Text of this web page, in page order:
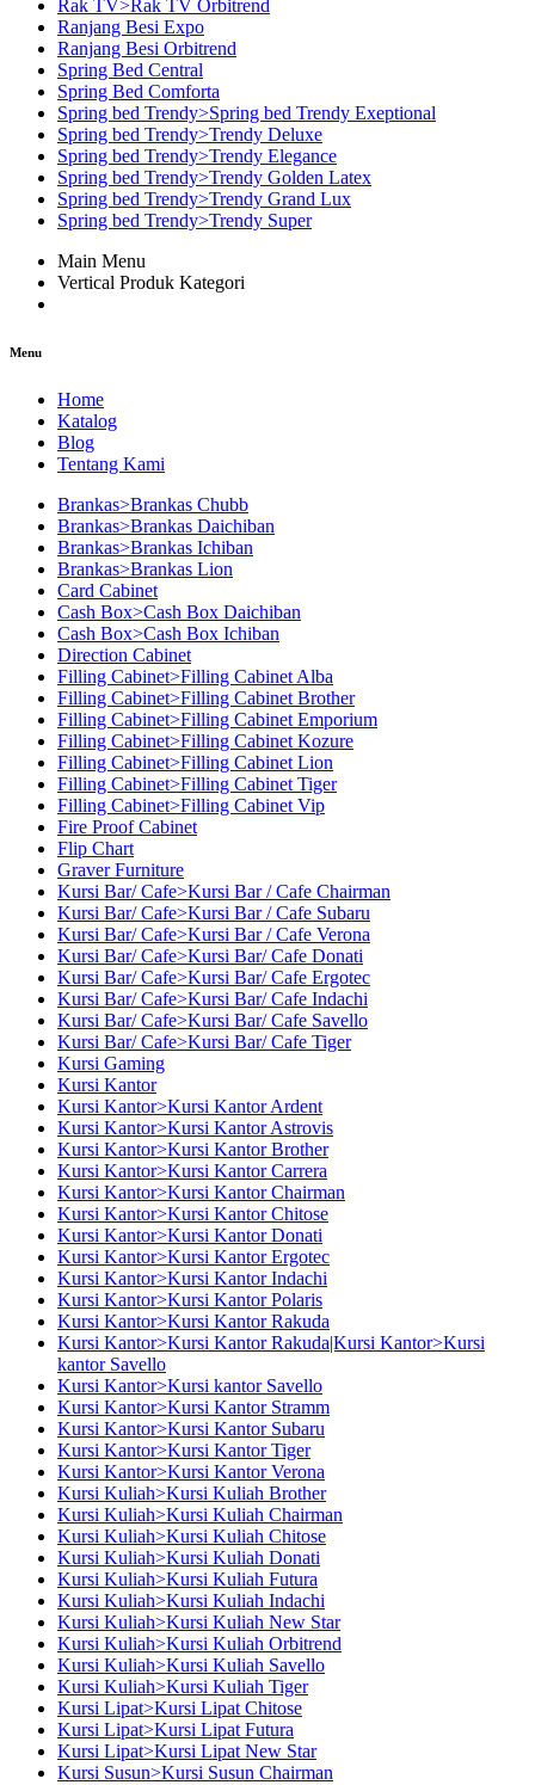
Rak TV>Rak TV Orbitrend
Ranjang Besi Expo
Ranjang Besi Orbitrend
Spring Bed Central
Spring Bed Comforta
Spring bed Trendy>Spring bed Trendy Exeptional
Spring bed Trendy>Trendy Deluxe
Spring bed Trendy>Trendy Elegance
Spring bed Trendy>Trendy Golden Latex
Spring bed Trendy>Trendy Grand Lux
Spring bed Trendy>Trendy Super
Main Menu
Vertical Produk Kategori
Menu
Home
Katalog
Blog
Tentang Kami
Brankas>Brankas Chubb
Brankas>Brankas Daichiban
Brankas>Brankas Ichiban
Brankas>Brankas Lion
Card Cabinet
Cash Box>Cash Box Daichiban
Cash Box>Cash Box Ichiban
Direction Cabinet
Filling Cabinet>Filling Cabinet Alba
Filling Cabinet>Filling Cabinet Brother
Filling Cabinet>Filling Cabinet Emporium
Filling Cabinet>Filling Cabinet Kozure
Filling Cabinet>Filling Cabinet Lion
Filling Cabinet>Filling Cabinet Tiger
Filling Cabinet>Filling Cabinet Vip
Fire Proof Cabinet
Flip Chart
Graver Furniture
Kursi Bar/ Cafe>Kursi Bar / Cafe Chairman
Kursi Bar/ Cafe>Kursi Bar / Cafe Subaru
Kursi Bar/ Cafe>Kursi Bar / Cafe Verona
Kursi Bar/ Cafe>Kursi Bar/ Cafe Donati
Kursi Bar/ Cafe>Kursi Bar/ Cafe Ergotec
Kursi Bar/ Cafe>Kursi Bar/ Cafe Indachi
Kursi Bar/ Cafe>Kursi Bar/ Cafe Savello
Kursi Bar/ Cafe>Kursi Bar/ Cafe Tiger
Kursi Gaming
Kursi Kantor
Kursi Kantor>Kursi Kantor Ardent
Kursi Kantor>Kursi Kantor Astrovis
Kursi Kantor>Kursi Kantor Brother
Kursi Kantor>Kursi Kantor Carrera
Kursi Kantor>Kursi Kantor Chairman
Kursi Kantor>Kursi Kantor Chitose
Kursi Kantor>Kursi Kantor Donati
Kursi Kantor>Kursi Kantor Ergotec
Kursi Kantor>Kursi Kantor Indachi
Kursi Kantor>Kursi Kantor Polaris
Kursi Kantor>Kursi Kantor Rakuda
Kursi Kantor>Kursi Kantor Rakuda|Kursi Kantor>Kursi
kantor Savello
Kursi Kantor>Kursi kantor Savello
Kursi Kantor>Kursi Kantor Stramm
Kursi Kantor>Kursi Kantor Subaru
Kursi Kantor>Kursi Kantor Tiger
Kursi Kantor>Kursi Kantor Verona
Kursi Kuliah>Kursi Kuliah Brother
Kursi Kuliah>Kursi Kuliah Chairman
Kursi Kuliah>Kursi Kuliah Chitose
Kursi Kuliah>Kursi Kuliah Donati
Kursi Kuliah>Kursi Kuliah Futura
Kursi Kuliah>Kursi Kuliah Indachi
Kursi Kuliah>Kursi Kuliah New Star
Kursi Kuliah>Kursi Kuliah Orbitrend
Kursi Kuliah>Kursi Kuliah Savello
Kursi Kuliah>Kursi Kuliah Tiger
Kursi Lipat>Kursi Lipat Chitose
Kursi Lipat>Kursi Lipat Futura
Kursi Lipat>Kursi Lipat New Star
Kursi Susun>Kursi Susun Chairman